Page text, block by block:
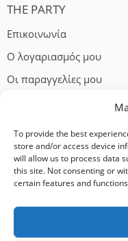
To provide the best
store and/or access device
will allow us to process data
this site. Not consenting or
certain features and
THE PARTY
Επικοινωνία
Ο λογαριασμός μου
Οι παραγγελίες μου